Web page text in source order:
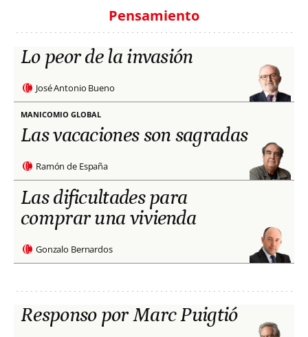
Pensamiento
Lo peor de la invasión
José Antonio Bueno
MANICOMIO GLOBAL
Las vacaciones son sagradas
Ramón de España
Las dificultades para
comprar una vivienda
Gonzalo Bernardos
Responso por Marc Puigtió